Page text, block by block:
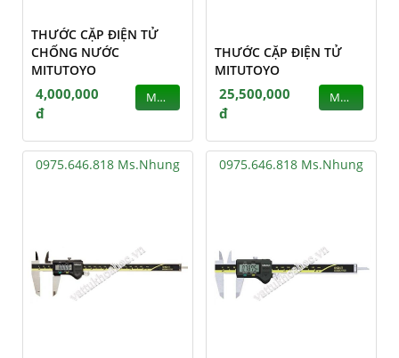
THƯỚC CẶP ĐIỆN TỬ
CHỐNG NƯỚC
MITUTOYO
4,000,000
đ
MUA
THƯỚC CẶP ĐIỆN TỬ
MITUTOYO
25,500,000
đ
MUA
0975.646.818 Ms.Nhung 0975.646.818 Ms.Nhung